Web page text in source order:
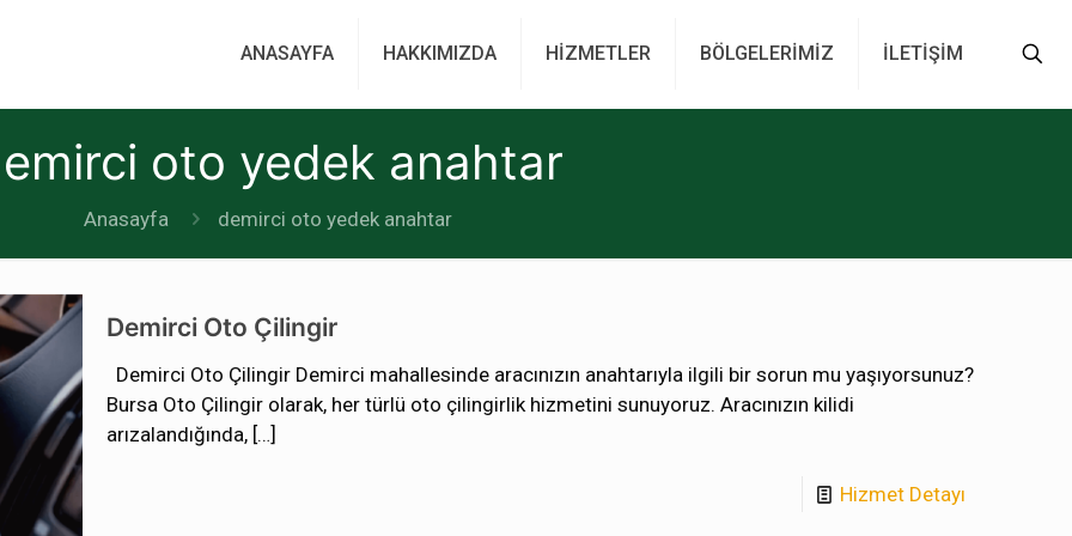
ANASAYFA HAKKIMIZDA HİZMETLER BÖLGELERİMİZ İLETİŞİM
oto yedek anahtar
Anasayfa demirci oto yedek anahtar
Demirci Oto Çilingir
Demirci Oto Çilingir Demirci mahallesinde aracınızın anahtarıyla ilgili bir sorun mu yaşıyorsunuz?
Bursa Oto Çilingir olarak, her türlü oto çilingirlik hizmetini sunuyoruz. Aracınızın kilidi
arızalandığında,[…]
Hizmet Detayı